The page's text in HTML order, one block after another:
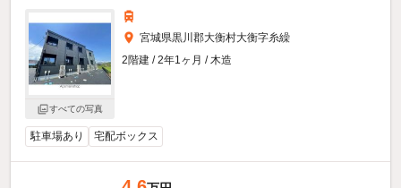
すべての写真
宮城県黒川郡大衡村大衡字糸繰
2階建 / 2年1ヶ月 / 木造
駐車場あり 宅配ボックス